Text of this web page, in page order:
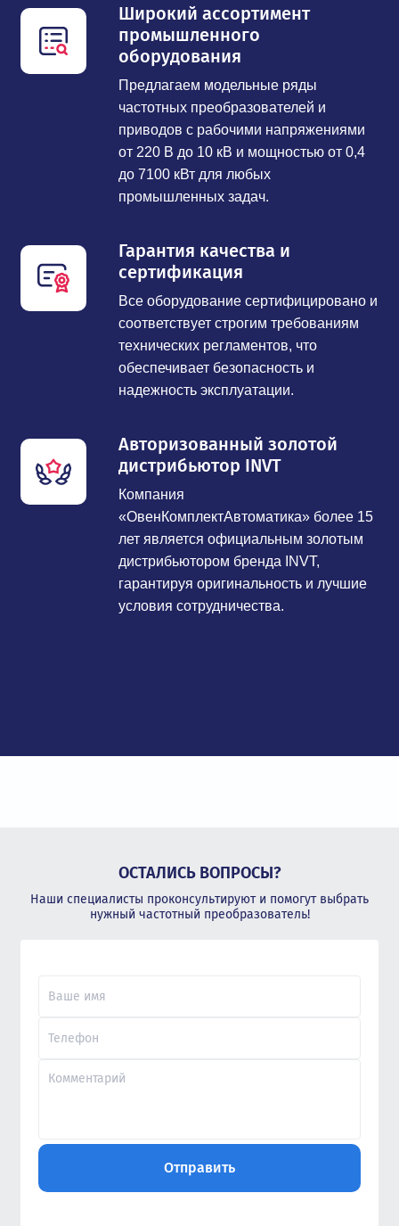
Широкий ассортимент
промышленного
оборудования
Предлагаем модельные ряды
частотных преобразователей и
приводов с рабочими напряжениями
от 220 В до 10 кВ и мощностью от 0,4
до 7100 кВт для любых
промышленных задач.
Гарантия качества и
сертификация
Все оборудование сертифицировано и
соответствует строгим требованиям
технических регламентов, что
обеспечивает безопасность и
надежность эксплуатации.
Авторизованный золотой
дистрибьютор INVT
Компания
«ОвенКомплектАвтоматика» более 15
лет является официальным золотым
дистрибьютором бренда INVT,
гарантируя оригинальность и лучшие
условия сотрудничества.
ОСТАЛИСЬ ВОПРОСЫ?
Наши специалисты проконсультируют и помогут выбрать
нужный частотный преобразователь!